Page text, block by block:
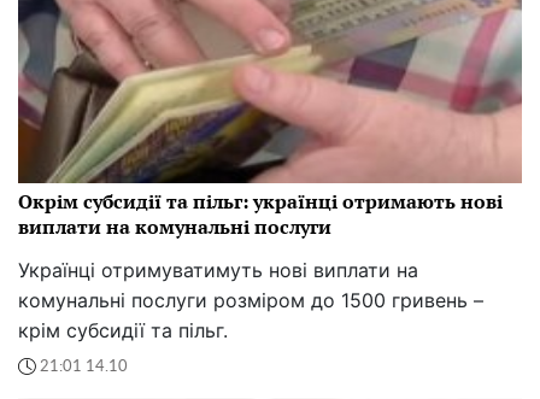
Окрім субсидії та пільг: українці отримають нові
виплати на комунальні послуги
Українці отримуватимуть нові виплати на
комунальні послуги розміром до 1500 гривень –
крім субсидії та пільг.
21:01 14.10